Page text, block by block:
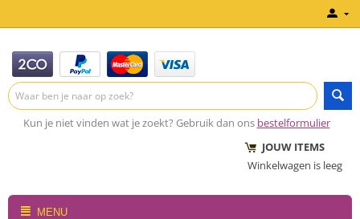
Kun je niet vinden wat je zoekt? Gebruik dan ons bestelformulier
JOUW ITEMS
Winkelwagen is leeg
MENU